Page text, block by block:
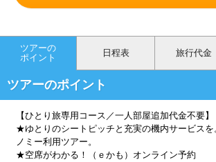
ツアーの
ポイント
日程表 旅行代金
ツアーのポイント
【ひとり旅専用コース／一人部屋追加代金不要】
★ゆとりのシートピッチと充実の機内サービスを
ノミー利用ツアー。
★空席がわかる！（ｅかも）オンライン予約